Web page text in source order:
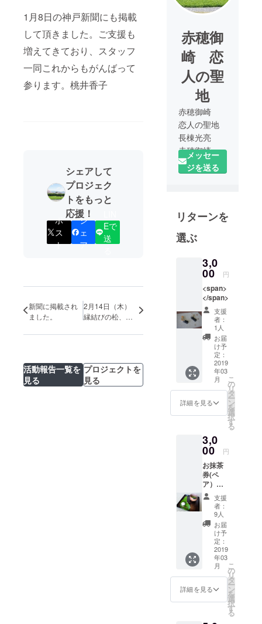
1月8日の神戸新聞にも掲載
して頂きました。ご支援も
増えてきており、スタッフ
一同これからもがんばって
参ります。桃井香子
シェアして
プロジェク
トをもっと
応援！
ポ
ス
ト
シ
ェ
ア
Eで
送
新聞に掲載され
ました。
2月14日（木）
縁結びの松、植
活動報告一覧を
見る
プロジェクトを
見る
赤穂御
崎 恋
人の聖
地
赤穂御崎
恋人の聖地
長棟光亮
赤穂御崎で
雲火焼展示
館 桃井
桃井香子と
彦と共に運
赤穂の伝統
工芸 雲火
焼と赤穂段
通を中心に
水琴窟や
様々な美術
品を展示し
たミュージ
アムで、来
館者が喜ん
な企画や空
掛ける。
メッセー
ジを送る
リターンを
選ぶ
3,0
00 円
<span>
</span>
支援
者：
1人
お届
け予
定：
2019
年03
月
詳細を見る
こ
の
リ
タ
ー
ン
を
選
択
す
る
3,0
00 円
お抹茶
券(ペ
ア）
は、
コー
ヒー・
ジェ
ラート
へ変更
も可能
です。
支援
者：
9人
お届
け予
定：
2019
年03
月
詳細を見る
こ
の
リ
タ
ー
ン
を
選
択
す
る